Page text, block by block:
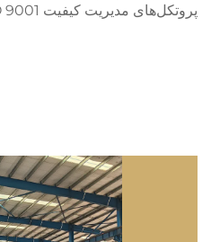
پروتکل‌های مدیریت کیفیت ISO 9001 عمل می‌کنیم.